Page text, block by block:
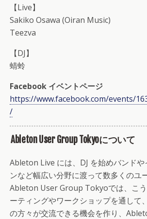
【Live】
Sakiko Osawa (Oiran Music)
Teezva
【DJ】
蜻蛉
Facebook イベントページ
https://www.facebook.com/events/
/
Ableton User Group Tokyoについて
Ableton Live には、DJ を始めバンドや
ンなど幅広い分野に渡って数多くのユ
Ableton User Group Tokyoでは、こう
ーティングやワークショップを通して
の方々が交流できる機会を作り、